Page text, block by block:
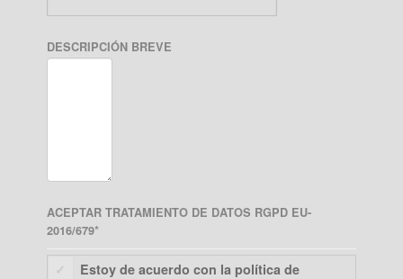
DESCRIPCIÓN BREVE
ACEPTAR TRATAMIENTO DE DATOS RGPD EU-
2016/679*
Estoy de acuerdo con la política de